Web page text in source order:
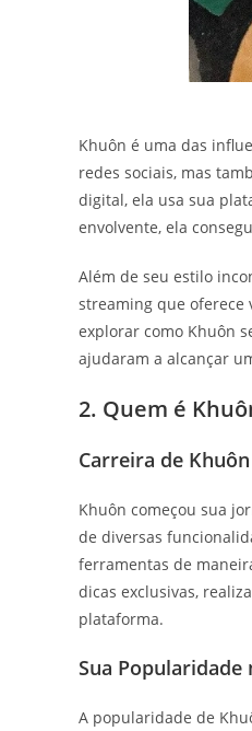
Khuôn é uma das
redes sociais, mas
digital, ela usa sua
envolvente, ela
Além de seu estilo
streaming que oferece
explorar como Khuôn
ajudaram a alcançar
2. Quem é
Carreira de
Khuôn começou sua
de diversas
ferramentas de
dicas exclusivas,
plataforma.
Sua Popularidade
A popularidade de